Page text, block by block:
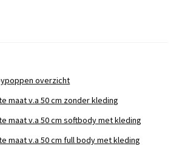
overzicht
maat v.a 50 cm zonder kleding
maat v.a 50 cm softbody met kleding
maat v.a 50 cm full body met kleding